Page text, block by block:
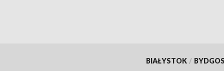
BIAŁYSTOK /